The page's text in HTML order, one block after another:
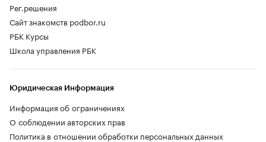
Рег.решения
Сайт знакомств podbor.ru
РБК Курсы
Школа управления РБК
Юридическая Информация
Информация об ограничениях
О соблюдении авторских прав
Политика в отношении обработки персональных данных